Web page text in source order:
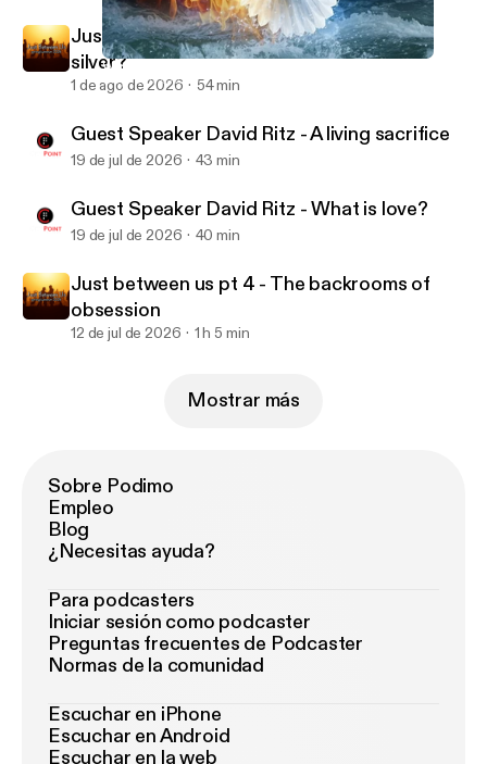
What Jesus said about the Holy Spirit pt 2 - our speaker
CityPoint Church Quebec
Just between us pt 5 - The rule: gold or
silver?
1 de ago de 2026 54 min
Guest Speaker David Ritz - A living sacrifice
19 de jul de 2026 43 min
Guest Speaker David Ritz - What is love?
19 de jul de 2026 40 min
Just between us pt 4 - The backrooms of
obsession
12 de jul de 2026 1 h 5 min
Mostrar más
Sobre Podimo
Empleo
Blog
¿Necesitas ayuda?
Para podcasters
Iniciar sesión como podcaster
Preguntas frecuentes de Podcaster
Normas de la comunidad
Escuchar en iPhone
Escuchar en Android
Escuchar en la web